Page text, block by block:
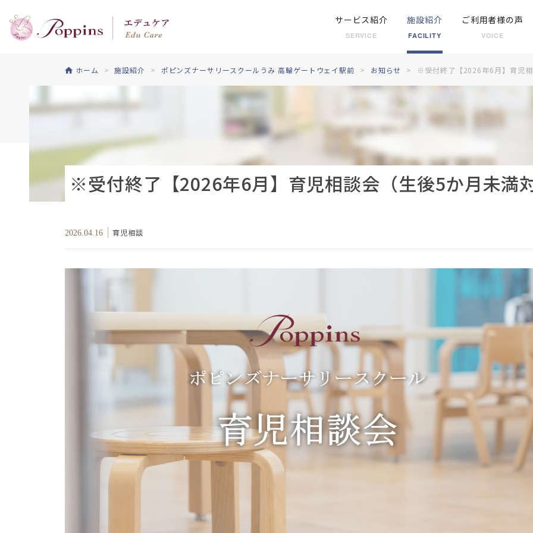
サービス紹介
SERVICE
施設紹介
FACILITY
ご利用者様の声
VOICE
ホーム 施設紹介 ポピンズナーサリースクールうみ 高輪ゲートウェイ駅前 お知らせ ※受付終了【2026年6月】育児
※受付終了【2026年6月】育児相談会（生後5か月未満
2026.04.16 育児相談